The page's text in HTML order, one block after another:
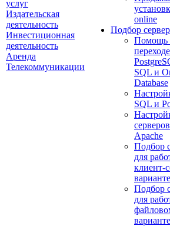
услуг
Издательская
деятельность
Инвестиционная
деятельность
Аренда
Телекоммуникации
online
Подбор
Помощь
SQL и
Database
SQL и
Apache
Подбор
для
клиент-
Подбор
для
варианте